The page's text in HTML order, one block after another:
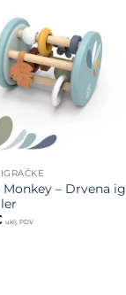
na listu
želja
Monkey – Drvena
uklj. PDV